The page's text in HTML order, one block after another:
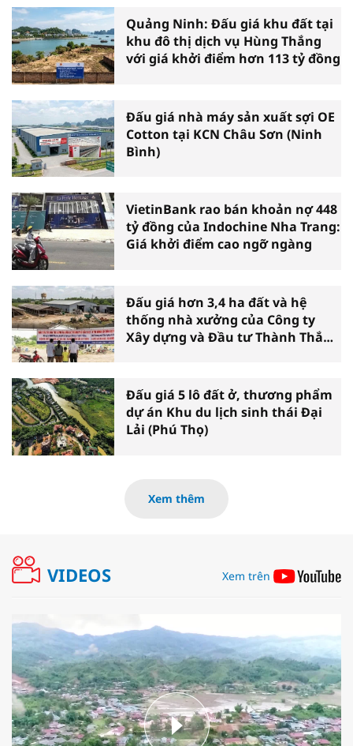
Quảng Ninh: Đấu giá khu đất tại
khu đô thị dịch vụ Hùng Thắng
với giá khởi điểm hơn 113 tỷ đồng
Đấu giá nhà máy sản xuất sợi OE
Cotton tại KCN Châu Sơn (Ninh
Bình)
VietinBank rao bán khoản nợ 448
tỷ đồng của Indochine Nha Trang:
Giá khởi điểm cao ngỡ ngàng
Đấu giá hơn 3,4 ha đất và hệ
thống nhà xưởng của Công ty
Xây dựng và Đầu tư Thành Thắng
Đấu giá 5 lô đất ở, thương phẩm
dự án Khu du lịch sinh thái Đại
Lải (Phú Thọ)
Xem thêm
VIDEOS Xem trên